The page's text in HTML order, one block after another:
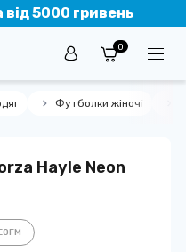
5000 гривень
0
Футболки жіночі
Hayle Neon